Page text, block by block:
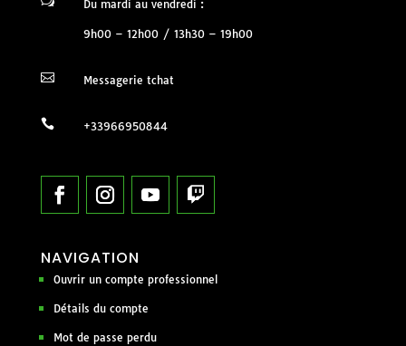
Du mardi au vendredi :
9h00 – 12h00 / 13h30 – 19h00
 Messagerie tchat
 +33966950844
NAVIGATION
Ouvrir un compte professionnel
Détails du compte
Mot de passe perdu